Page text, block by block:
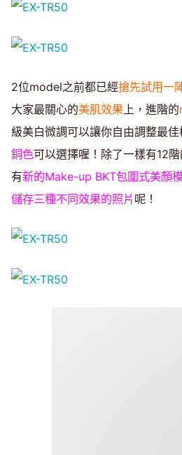
2位model之前都已經搶先試用一
大家最關心的美肌效果 上，進階的
級美白微調可以讓你自由調整最
銅色可以選擇喔！除了一樣有12
有新的Make-up BKT包圍式美顏
儲存三種不同效果的照片 呢！